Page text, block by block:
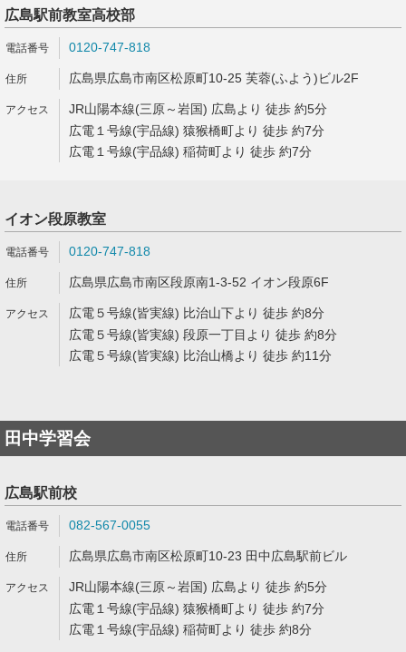
広島駅前教室高校部
0120-747-818
広島県広島市南区松原町10-25 芙蓉(ふよう)ビル2F
JR山陽本線(三原～岩国) 広島より 徒歩 約5分
広電１号線(宇品線) 猿猴橋町より 徒歩 約7分
広電１号線(宇品線) 稲荷町より 徒歩 約7分
イオン段原教室
0120-747-818
広島県広島市南区段原南1-3-52 イオン段原6F
広電５号線(皆実線) 比治山下より 徒歩 約8分
広電５号線(皆実線) 段原一丁目より 徒歩 約8分
広電５号線(皆実線) 比治山橋より 徒歩 約11分
田中学習会
広島駅前校
082-567-0055
広島県広島市南区松原町10-23 田中広島駅前ビル
JR山陽本線(三原～岩国) 広島より 徒歩 約5分
広電１号線(宇品線) 猿猴橋町より 徒歩 約7分
広電１号線(宇品線) 稲荷町より 徒歩 約8分